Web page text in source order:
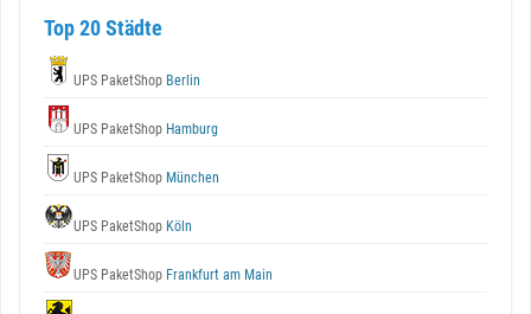
Top 20 Städte
UPS PaketShop Berlin
UPS PaketShop Hamburg
UPS PaketShop München
UPS PaketShop Köln
UPS PaketShop Frankfurt am Main